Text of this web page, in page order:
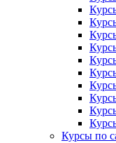
Курсы по